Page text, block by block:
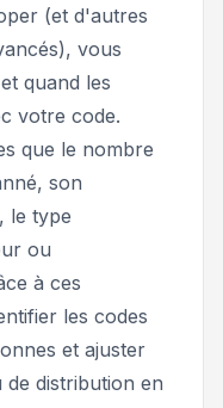
(et d'autres
vous
quand les
votre code.
que le nombre
son
le type
ou
à ces
les codes
et ajuster
distribution en